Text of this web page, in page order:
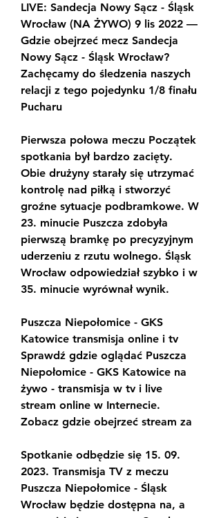
LIVE: Sandecja Nowy Sącz - Śląsk
Wrocław (NA ŻYWO) 9 lis 2022 —
Gdzie obejrzeć mecz Sandecja
Nowy Sącz - Śląsk Wrocław?
Zachęcamy do śledzenia naszych
relacji z tego pojedynku 1/8 finału
Pucharu
Pierwsza połowa meczu Początek
spotkania był bardzo zacięty.
Obie drużyny starały się utrzymać
kontrolę nad piłką i stworzyć
groźne sytuacje podbramkowe. W
23. minucie Puszcza zdobyła
pierwszą bramkę po precyzyjnym
uderzeniu z rzutu wolnego. Śląsk
Wrocław odpowiedział szybko i w
35. minucie wyrównał wynik.
Puszcza Niepołomice - GKS
Katowice transmisja online i tv
Sprawdź gdzie oglądać Puszcza
Niepołomice - GKS Katowice na
żywo - transmisja w tv i live
stream online w Internecie.
Zobacz gdzie obejrzeć stream za
Spotkanie odbędzie się 15. 09.
2023. Transmisja TV z meczu
Puszcza Niepołomice - Śląsk
Wrocław będzie dostępna na, a